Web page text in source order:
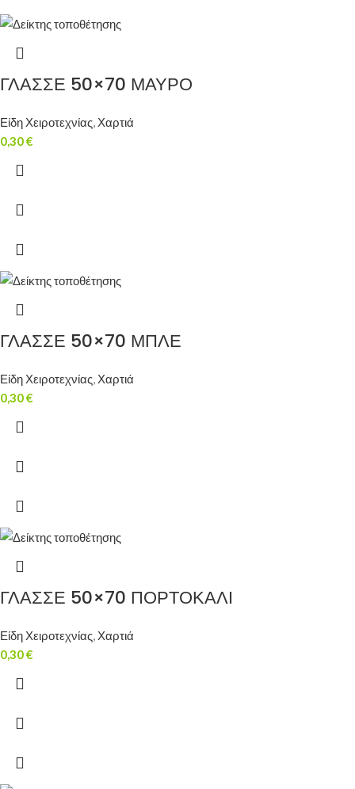
ΓΛΑΣΣΕ 50×70 ΜΑΥΡΟ
Είδη Χειροτεχνίας, Χαρτιά
0,30€
ΓΛΑΣΣΕ 50×70 ΜΠΛΕ
Είδη Χειροτεχνίας, Χαρτιά
0,30€
ΓΛΑΣΣΕ 50×70 ΠΟΡΤΟΚΑΛΙ
Είδη Χειροτεχνίας, Χαρτιά
0,30€